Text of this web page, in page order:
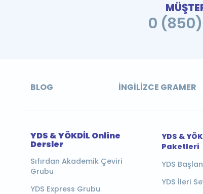
0 (850)
BLOG İNGILIZCE GRAMER
YDS & YÖKDİL Online
Dersler
Sıfırdan Akademik Çeviri
Grubu
YDS Express Grubu
YDS &
Paketleri
YDS
YDS İleri